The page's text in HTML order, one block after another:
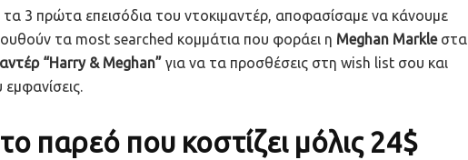
τα 3 πρώτα επεισόδια του ντοκιμαντέρ, αποφασίσαμε να κάνουμε
τα most searched κομμάτια που φοράει η Meghan Markleστα
“Harry & Meghan” για να τα προσθέσεις στη wish list σου και
εμφανίσεις.
παρεό που κοστίζει μόλις 24$